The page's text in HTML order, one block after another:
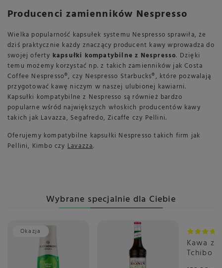
Producenci zamienników Nespresso
Wielka popularność kapsułek systemu Nespresso sprawiła, że
dziś praktycznie każdy znaczący producent kawy wprowadza do
swojej oferty kapsułki kompatybilne z Nespresso. Dzięki
temu możemy korzystać np. z takich zamienników jak Costa
Coffee Nespresso®, czy Nespresso Starbucks®, które pozwalają
przygotować kawę niczym w naszej ulubionej kawiarni.
Kapsułki kompatybilne z Nespresso są również bardzo
popularne wśród największych włoskich producentów kawy
takich jak Lavazza, Segafredo, Zicaffe czy Pellini.
Oferujemy kompatybilne kapsułki Nespresso takich firm jak
Pellini, Kimbo czy Lavazza.
Wybrane specjalnie dla Ciebie
Okazja
Kawa
Tchibo